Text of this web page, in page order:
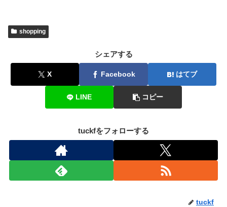
shopping
シェアする
X Facebook はてブ
LINE コピー
tuckfをフォローする
tuckf